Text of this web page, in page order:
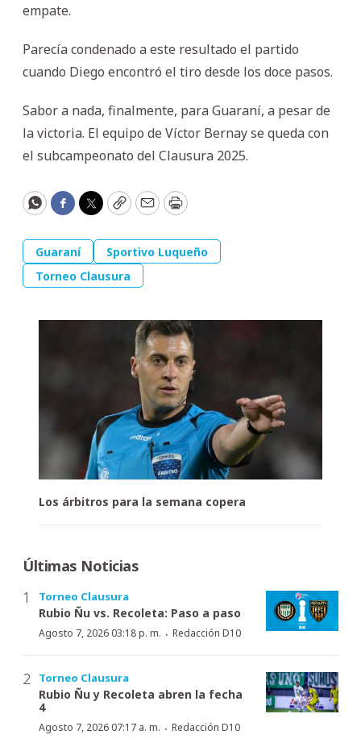
empate.
Parecía condenado a este resultado el partido
cuando Diego encontró el tiro desde los doce pasos.
Sabor a nada, finalmente, para Guaraní, a pesar de
la victoria. El equipo de Víctor Bernay se queda con
el subcampeonato del Clausura 2025.
WhatsApp
Facebook
Twitter
CopyEmailPrint
Guaraní
Sportivo Luqueño
Torneo Clausura
Los árbitros para la semana copera
Últimas Noticias
Torneo Clausura
Rubio Ñu vs. Recoleta: Paso a paso
Agosto 7, 2026 03:18 p. m. · Redacción D10
Torneo Clausura
Rubio Ñu y Recoleta abren la fecha
4
Agosto 7, 2026 07:17 a. m. · Redacción D10